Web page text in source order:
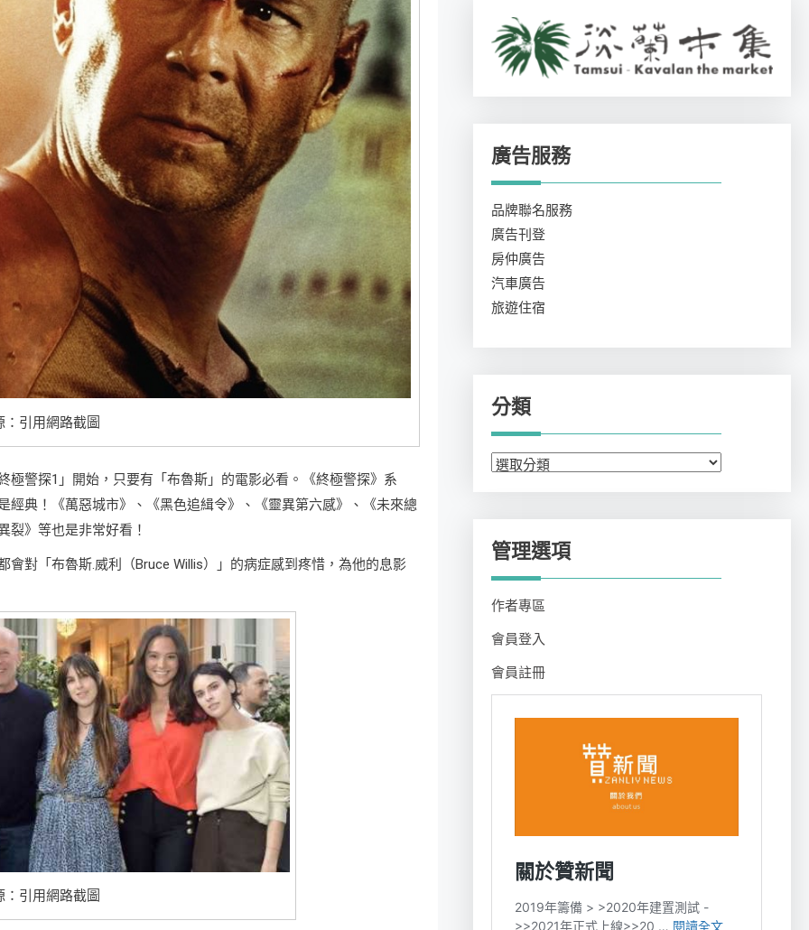
：引用網路截圖
警探1」開始，只要有「布魯斯」的電影必看。《終極警探》系
典！《萬惡城市》、《黑色追緝令》、《靈異第六感》、《未來總
裂》等也是非常好看！
對「布魯斯.威利（Bruce Willis）」的病症感到疼惜，為他的息影
：引用網路截圖
廣告服務
品牌聯名服務
廣告刊登
房仲廣告
汽車廣告
旅遊住宿
分類
分
管理選項
作者專區
會員登入
會員註冊